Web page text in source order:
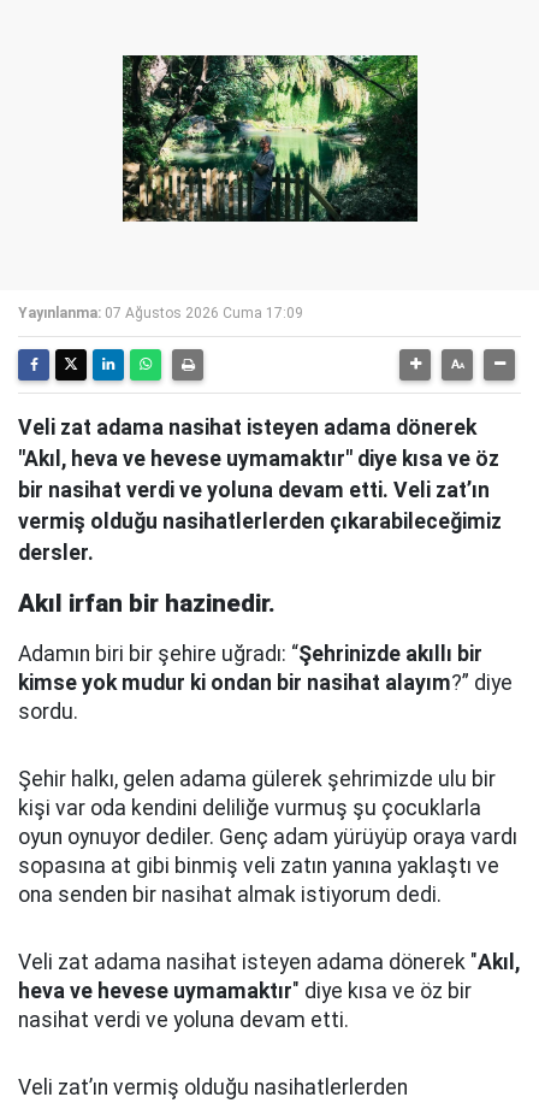
Yayınlanma: 07 Ağustos 2026 Cuma 17:09
Veli zat adama nasihat isteyen adama dönerek
"Akıl, heva ve hevese uymamaktır" diye kısa ve öz
bir nasihat verdi ve yoluna devam etti. Veli zat’ın
vermiş olduğu nasihatlerlerden çıkarabileceğimiz
dersler.
Akıl irfan bir hazinedir.
Adamın biri bir şehire uğradı: “Şehrinizde akıllı bir
kimse yok mudur ki ondan bir nasihat alayım?” diye
sordu.
Şehir halkı, gelen adama gülerek şehrimizde ulu bir
kişi var oda kendini deliliğe vurmuş şu çocuklarla
oyun oynuyor dediler. Genç adam yürüyüp oraya vardı
sopasına at gibi binmiş veli zatın yanına yaklaştı ve
ona senden bir nasihat almak istiyorum dedi.
Veli zat adama nasihat isteyen adama dönerek "Akıl,
heva ve hevese uymamaktır" diye kısa ve öz bir
nasihat verdi ve yoluna devam etti.
Veli zat’ın vermiş olduğu nasihatlerlerden